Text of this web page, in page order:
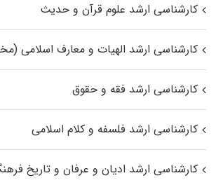
کارشناسی ارشد علوم قرآن و حدیث
کارشناسی ارشد الهیات و معارف
کارشناسی ارشد فقه و حقوق
کارشناسی ارشد فلسفه و کلام اسلامی
کارشناسی ارشد ادیان و عرفان و تاریخ